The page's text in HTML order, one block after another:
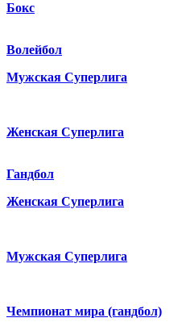
Бокс
Волейбол
Мужская Суперлига
Женская Суперлига
Гандбол
Женская Суперлига
Мужская Суперлига
Чемпионат мира (гандбол)